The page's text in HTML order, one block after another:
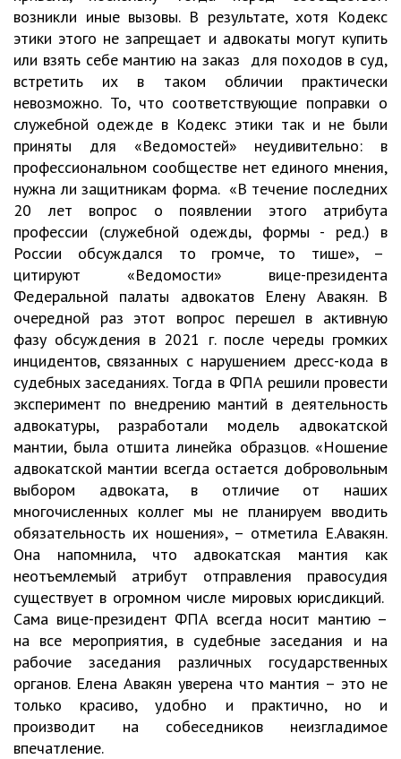
возникли иные вызовы. В результате, хотя Кодекс
этики этого не запрещает и адвокаты могут купить
или взять себе мантию на заказ для походов в суд,
встретить их в таком обличии практически
невозможно. То, что соответствующие поправки о
служебной одежде в Кодекс этики так и не были
приняты для «Ведомостей» неудивительно: в
профессиональном сообществе нет единого мнения,
нужна ли защитникам форма. «В течение последних
20 лет вопрос о появлении этого атрибута
профессии (служебной одежды, формы - ред.) в
России обсуждался то громче, то тише», –
цитируют «Ведомости» вице-президента
Федеральной палаты адвокатов Елену Авакян. В
очередной раз этот вопрос перешел в активную
фазу обсуждения в 2021 г. после череды громких
инцидентов, связанных с нарушением дресс-кода в
судебных заседаниях. Тогда в ФПА решили провести
эксперимент по внедрению мантий в деятельность
адвокатуры, разработали модель адвокатской
мантии, была отшита линейка образцов. «Ношение
адвокатской мантии всегда остается добровольным
выбором адвоката, в отличие от наших
многочисленных коллег мы не планируем вводить
обязательность их ношения», – отметила Е.Авакян.
Она напомнила, что адвокатская мантия как
неотъемлемый атрибут отправления правосудия
существует в огромном числе мировых юрисдикций.
Сама вице-президент ФПА всегда носит мантию –
на все мероприятия, в судебные заседания и на
рабочие заседания различных государственных
органов. Елена Авакян уверена что мантия – это не
только красиво, удобно и практично, но и
производит на собеседников неизгладимое
впечатление.